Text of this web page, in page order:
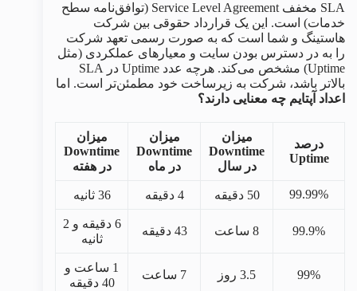
SLA مخفف Service Level Agreement (توافق‌نامه سطح
خدمات) است. این یک قرارداد حقوقی بین شرکت
هاستینگ و شما است که به صورت رسمی تعهد شرکت
را به در دسترس بودن سایت و معیارهای عملکردی (مثل
Uptime) مشخص می‌کند. هرچه عدد Uptime در SLA
بالاتر باشد، شرکت به زیرساخت خود مطمئن‌تر است. اما
اعداد آپتایم چه معنایی دارند؟
درصد
Uptime
میزان
Downtime
در سال
میزان
Downtime
در ماه
میزان
Downtime
در هفته
99.99% 50 دقیقه 4 دقیقه 36 ثانیه
99.9% 8 ساعت 43 دقیقه
6 دقیقه و 2
ثانیه
99% 3.5 روز 7 ساعت
1 ساعت و
40 دقیقه